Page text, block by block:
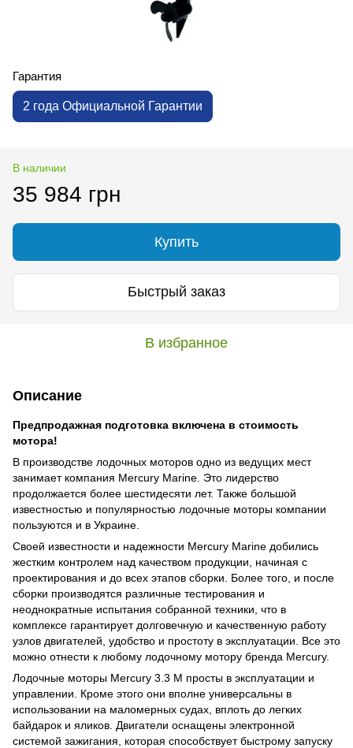
Гарантия
2 года Официальной Гарантии
В наличии
35 984 грн
Купить
Быстрый заказ
В избранное
Описание
Предпродажная подготовка включена в стоимость
мотора!
В производстве лодочных моторов одно из ведущих мест
занимает компания Mercury Marine. Это лидерство
продолжается более шестидесяти лет. Также большой
известностью и популярностью лодочные моторы компании
пользуются и в Украине.
Своей известности и надежности Mercury Marine добились
жестким контролем над качеством продукции, начиная с
проектирования и до всех этапов сборки. Более того, и после
сборки производятся различные тестирования и
неоднократные испытания собранной техники, что в
комплексе гарантирует долговечную и качественную работу
узлов двигателей, удобство и простоту в эксплуатации. Все это
можно отнести к любому лодочному мотору бренда Mercury.
Лодочные моторы Mercury 3.3 M просты в эксплуатации и
управлении. Кроме этого они вполне универсальны в
использовании на маломерных судах, вплоть до легких
байдарок и яликов. Двигатели оснащены электронной
системой зажигания, которая способствует быстрому запуску